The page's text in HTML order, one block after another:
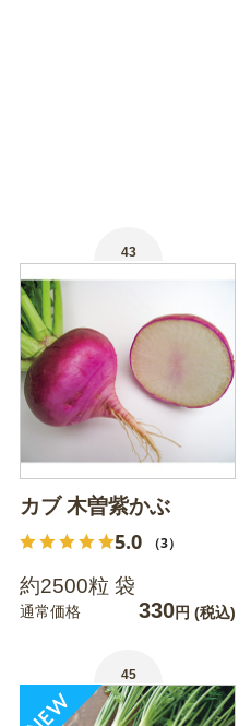
43
カブ 木曽紫かぶ
5.0 （3）
約2500粒 袋
通常価格 330円 (税込)
45